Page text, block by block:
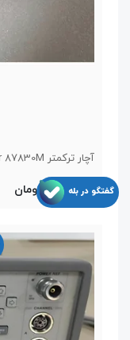
آچار ترکمتر Ceyear 87830M
11,550,000 تومان
گفتگو در بله